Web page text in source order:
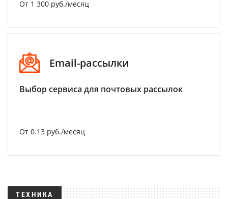
От 1 300 руб./месяц
Email-рассылки
Выбор сервиса для почтовых рассылок
От 0.13 руб./месяц
ТЕХНИКА